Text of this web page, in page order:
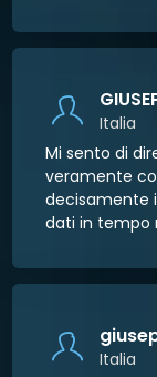
Italia
Mi sento di
veramente
decisamente
dati in tempo
Italia